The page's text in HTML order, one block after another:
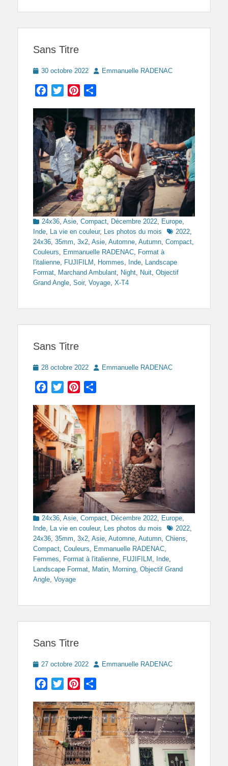
Sans Titre
Posted
30 octobre 2022 AuthorEmmanuelle RADENAC
Facebook
TwitterPinterest
Categories
24x36, Asie, Compact, Décembre 2022, Europe,
Inde, La vie en couleur, Les photos du mois Tags2022,
24x36, 35mm, 3x2, Asie, Automne, Autumn, Compact,
Couleurs, Emmanuelle RADENAC, Format à
l'italienne, FUJIFILM , Hommes, Inde, Landscape
Format, Marchand Ambulant, Night, Nuit, Objectif
Grand Angle, Soir, Voyage, X-T4
Sans Titre
Posted
28 octobre 2022 AuthorEmmanuelle RADENAC
Facebook
TwitterPinterest
Categories
24x36, Asie, Compact, Décembre 2022, Europe,
Inde, La vie en couleur, Les photos du mois Tags2022,
24x36, 35mm, 3x2, Asie, Automne, Autumn, Chiens,
Compact, Couleurs, Emmanuelle RADENAC,
Femmes, Format à l'italienne, FUJIFILM , Inde,
Landscape Format, Matin, Morning, Objectif Grand
Angle, Voyage
Sans Titre
Posted
27 octobre 2022 AuthorEmmanuelle RADENAC
Facebook
TwitterPinterest